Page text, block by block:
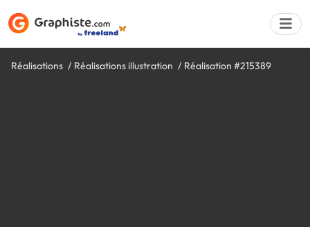
Réalisations Réalisations illustration Réalisation #215389